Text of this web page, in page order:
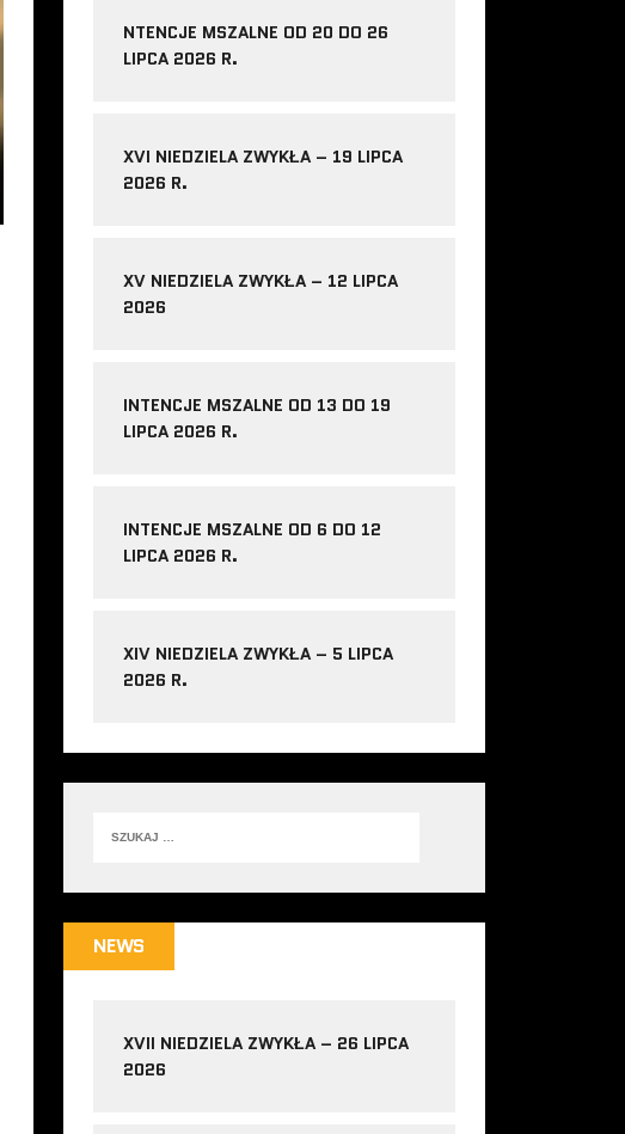
NTENCJE MSZALNE OD 20 DO 26
LIPCA 2026 R.
XVI NIEDZIELA ZWYKŁA – 19 LIPCA
2026 R.
XV NIEDZIELA ZWYKŁA – 12 LIPCA
2026
INTENCJE MSZALNE OD 13 DO 19
LIPCA 2026 R.
INTENCJE MSZALNE OD 6 DO 12
LIPCA 2026 R.
XIV NIEDZIELA ZWYKŁA – 5 LIPCA
2026 R.
NEWS
XVII NIEDZIELA ZWYKŁA – 26 LIPCA
2026